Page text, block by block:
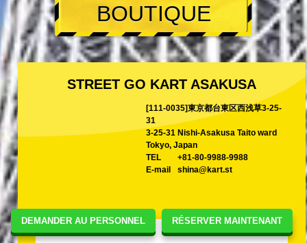
DEMANDER AU PERSONNEL RÉSERVER MAINTENANT
BOUTIQUE
STREET GO KART ASAKUSA
[111-0035]東京都台東区西浅草3-25-
31
3-25-31 Nishi-Asakusa Taito ward
Tokyo, Japan
TEL
+81-80-9988-9988
E-mail
shina@kart.st